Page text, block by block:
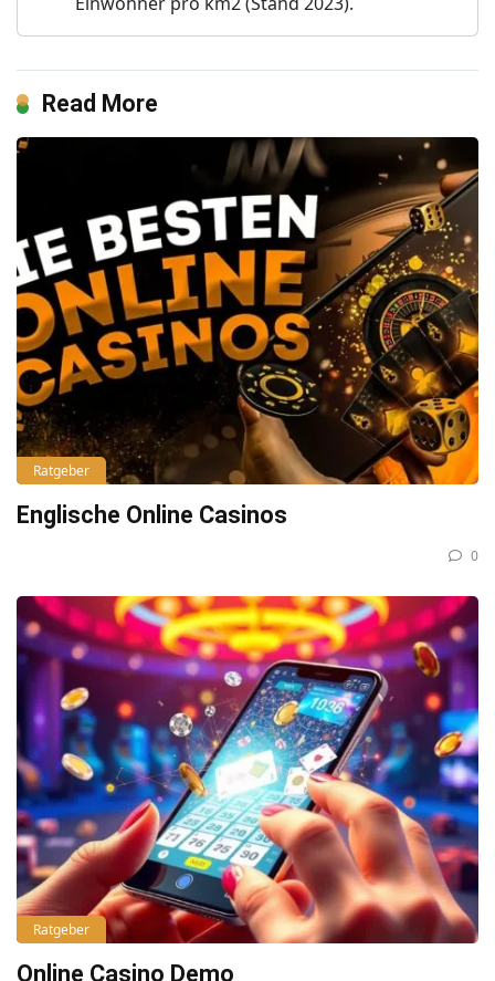
Read More
Ratgeber
Englische Online Casinos
0
Ratgeber
Online Casino Demo